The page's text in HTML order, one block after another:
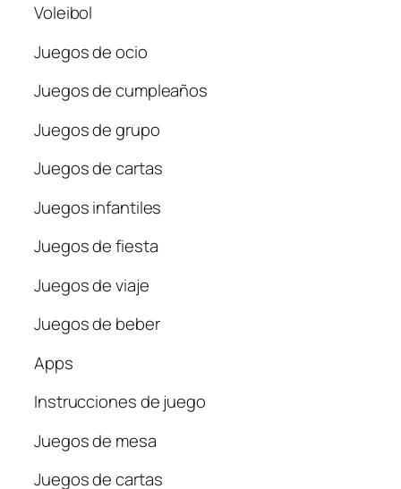
Voleibol
Juegos de ocio
Juegos de cumpleaños
Juegos de grupo
Juegos de cartas
Juegos infantiles
Juegos de fiesta
Juegos de viaje
Juegos de beber
Apps
Instrucciones de juego
Juegos de mesa
Juegos de cartas